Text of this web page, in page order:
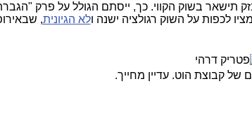
בשוק הקווי. כך, ייסתם הגולל על פרק
לכפות על השוק רגולציה ישנה ולא הגיונית,
של קבוצת הוט. עדיין מחייך.